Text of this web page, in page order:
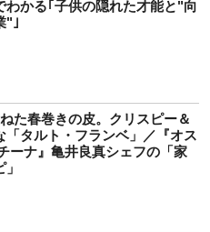
わかる｢子供の隠れた才能と"向
"｣
た春巻きの皮。クリスピー＆
「タルト・フランベ」／『オス
ーナ』亀井良真シェフの「家